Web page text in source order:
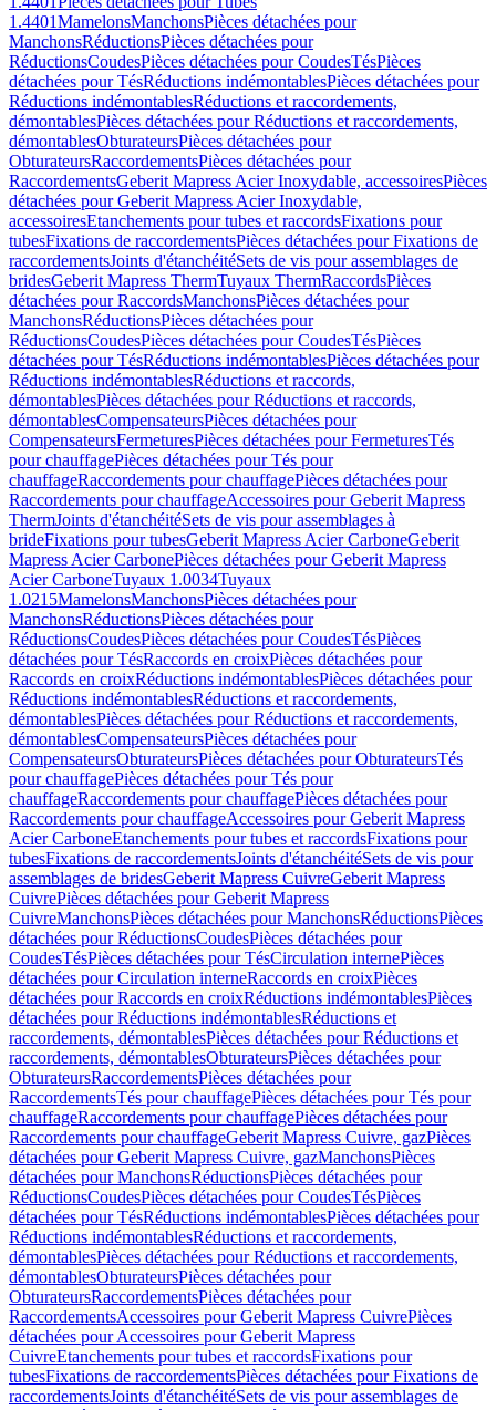
1.4401MamelonsManchonsPièces détachées pour
ManchonsRéductionsPièces détachées pour
RéductionsCoudesPièces détachées pour CoudesTésPièces
détachées pour TésRéductions indémontablesPièces détachées pour
Réductions indémontablesRéductions et raccordements,
démontablesPièces détachées pour Réductions et raccordements,
démontablesObturateursPièces détachées pour
ObturateursRaccordementsPièces détachées pour
RaccordementsGeberit Mapress Acier Inoxydable, accessoiresPièces
détachées pour Geberit Mapress Acier Inoxydable,
accessoiresEtanchements pour tubes et raccordsFixations pour
tubesFixations de raccordementsPièces détachées pour Fixations de
raccordementsJoints d'étanchéitéSets de vis pour assemblages de
bridesGeberit Mapress ThermTuyaux ThermRaccordsPièces
détachées pour RaccordsManchonsPièces détachées pour
ManchonsRéductionsPièces détachées pour
RéductionsCoudesPièces détachées pour CoudesTésPièces
détachées pour TésRéductions indémontablesPièces détachées pour
Réductions indémontablesRéductions et raccords,
démontablesPièces détachées pour Réductions et raccords,
démontablesCompensateursPièces détachées pour
CompensateursFermeturesPièces détachées pour FermeturesTés
pour chauffagePièces détachées pour Tés pour
chauffageRaccordements pour chauffagePièces détachées pour
Raccordements pour chauffageAccessoires pour Geberit Mapress
ThermJoints d'étanchéitéSets de vis pour assemblages à
brideFixations pour tubesGeberit Mapress Acier CarboneGeberit
Mapress Acier CarbonePièces détachées pour Geberit Mapress
Acier CarboneTuyaux 1.0034Tuyaux
1.0215MamelonsManchonsPièces détachées pour
ManchonsRéductionsPièces détachées pour
RéductionsCoudesPièces détachées pour CoudesTésPièces
détachées pour TésRaccords en croixPièces détachées pour
Raccords en croixRéductions indémontablesPièces détachées pour
Réductions indémontablesRéductions et raccordements,
démontablesPièces détachées pour Réductions et raccordements,
démontablesCompensateursPièces détachées pour
CompensateursObturateursPièces détachées pour ObturateursTés
pour chauffagePièces détachées pour Tés pour
chauffageRaccordements pour chauffagePièces détachées pour
Raccordements pour chauffageAccessoires pour Geberit Mapress
Acier CarboneEtanchements pour tubes et raccordsFixations pour
tubesFixations de raccordementsJoints d'étanchéitéSets de vis pour
assemblages de bridesGeberit Mapress CuivreGeberit Mapress
CuivrePièces détachées pour Geberit Mapress
CuivreManchonsPièces détachées pour ManchonsRéductionsPièces
détachées pour RéductionsCoudesPièces détachées pour
CoudesTésPièces détachées pour TésCirculation internePièces
détachées pour Circulation interneRaccords en croixPièces
détachées pour Raccords en croixRéductions indémontablesPièces
détachées pour Réductions indémontablesRéductions et
raccordements, démontablesPièces détachées pour Réductions et
raccordements, démontablesObturateursPièces détachées pour
ObturateursRaccordementsPièces détachées pour
RaccordementsTés pour chauffagePièces détachées pour Tés pour
chauffageRaccordements pour chauffagePièces détachées pour
Raccordements pour chauffageGeberit Mapress Cuivre, gazPièces
détachées pour Geberit Mapress Cuivre, gazManchonsPièces
détachées pour ManchonsRéductionsPièces détachées pour
RéductionsCoudesPièces détachées pour CoudesTésPièces
détachées pour TésRéductions indémontablesPièces détachées pour
Réductions indémontablesRéductions et raccordements,
démontablesPièces détachées pour Réductions et raccordements,
démontablesObturateursPièces détachées pour
ObturateursRaccordementsPièces détachées pour
RaccordementsAccessoires pour Geberit Mapress CuivrePièces
détachées pour Accessoires pour Geberit Mapress
CuivreEtanchements pour tubes et raccordsFixations pour
tubesFixations de raccordementsPièces détachées pour Fixations de
raccordementsJoints d'étanchéitéSets de vis pour assemblages de